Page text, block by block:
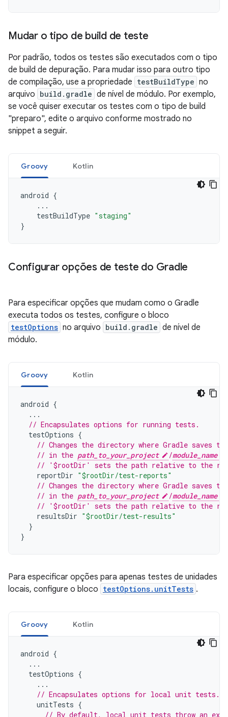
Mudar o tipo de build de teste
Por padrão, todos os testes são executados com o tipo
de build de depuração. Para mudar isso para outro tipo
de compilação, use a propriedade testBuildType no
arquivo build.gradle de nível de módulo. Por exemplo,
se você quiser executar os testes com o tipo de build
"preparo", edite o arquivo conforme mostrado no
snippet a seguir.
Groovy Kotlin
android {
...
testBuildType "staging"
}
Configurar opções de teste do Gradle
Para especificar opções que mudam como o Gradle
executa todos os testes, configure o bloco
testOptions no arquivo build.gradle de nível de
módulo.
Groovy Kotlin
android {
...
// Encapsulates options for running tests.
testOptions {
// Changes the directory where Gradle saves
// in the path_to_your_project /module_name
// '$rootDir' sets the path relative to the
reportDir "$rootDir/test-reports"
// Changes the directory where Gradle
// in the path_to_your_project /module_name
// '$rootDir' sets the path relative to the
resultsDir "$rootDir/test-results"
}
}
Para especificar opções para apenas testes de unidades
locais, configure o bloco testOptions.unitTests .
Groovy Kotlin
android {
...
testOptions {
...
// Encapsulates options for local unit tests.
unitTests {
// By default, local unit tests throw an